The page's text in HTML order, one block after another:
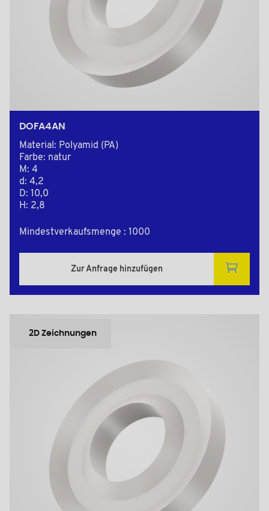
DOFA4AN
Material: Polyamid (PA)
Farbe: natur
M: 4
d: 4,2
D: 10,0
H: 2,8
Mindestverkaufsmenge : 1000
Zur Anfrage hinzufügen
2D Zeichnungen